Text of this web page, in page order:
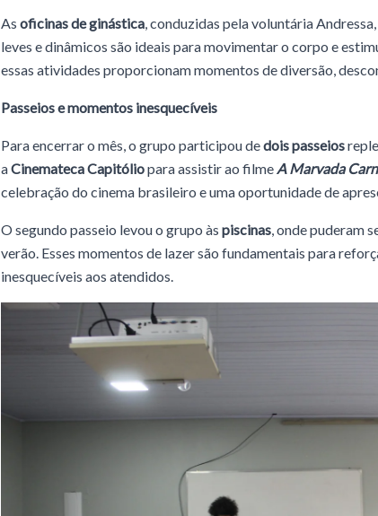
As oficinas de ginástica, conduzidas pela voluntária
leves e dinâmicos são ideais para movimentar o corpo e
essas atividades proporcionam momentos de diversão,
Passeios e momentos inesquecíveis
Para encerrar o mês, o grupo participou dedois passeios
aCinemateca Capitóliopara assistir ao filmeA Marvada
celebração do cinema brasileiro e uma oportunidade de
O segundo passeio levou o grupo às piscinas, onde puderam
verão. Esses momentos de lazer são fundamentais para
inesquecíveis aos atendidos.